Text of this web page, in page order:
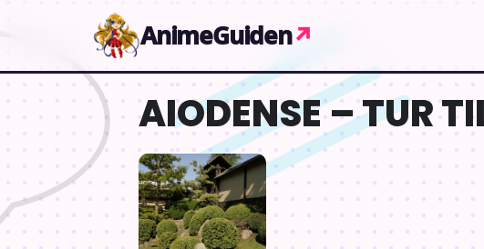
AnimeGuiden↗
AIODENSE – TUR